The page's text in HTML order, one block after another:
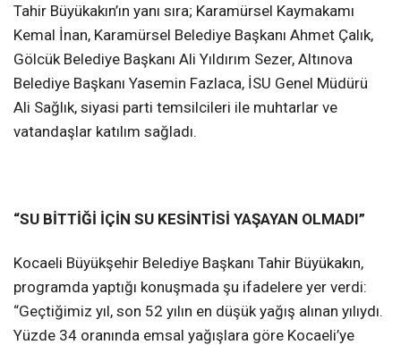
Tahir Büyükakın’ın yanı sıra; Karamürsel Kaymakamı
Kemal İnan, Karamürsel Belediye Başkanı Ahmet Çalık,
Gölcük Belediye Başkanı Ali Yıldırım Sezer, Altınova
Belediye Başkanı Yasemin Fazlaca, İSU Genel Müdürü
Ali Sağlık, siyasi parti temsilcileri ile muhtarlar ve
vatandaşlar katılım sağladı.
“SU BİTTİĞİ İÇİN SU KESİNTİSİ YAŞAYAN OLMADI”
Kocaeli Büyükşehir Belediye Başkanı Tahir Büyükakın,
programda yaptığı konuşmada şu ifadelere yer verdi:
“Geçtiğimiz yıl, son 52 yılın en düşük yağış alınan yılıydı.
Yüzde 34 oranında emsal yağışlara göre Kocaeli’ye